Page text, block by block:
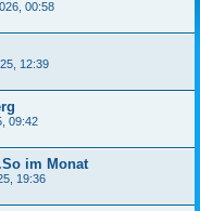
00:58
12:39
09:42
im Monat
19:36